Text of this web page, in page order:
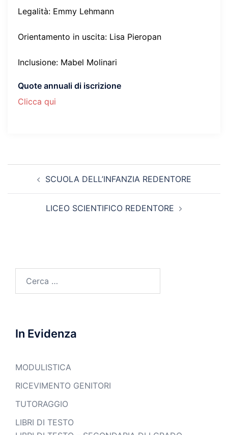
Legalità: Emmy Lehmann
Orientamento in uscita: Lisa Pieropan
Inclusione: Mabel Molinari
Quote annuali di iscrizione
Clicca qui
articoloSCUOLA DELL’INFANZIA REDENTORE
LICEO SCIENTIFICO REDENTORE
per:
In Evidenza
MODULISTICA
RICEVIMENTO GENITORI
TUTORAGGIO
LIBRI DI TESTO